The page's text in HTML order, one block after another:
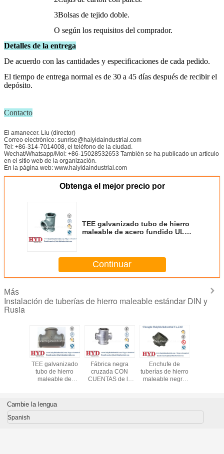
3Bolsas de tejido doble.
O según los requisitos del comprador.
Detalles de la entrega
De acuerdo con las cantidades y especificaciones de cada pedido.
El tiempo de entrega normal es de 30 a 45 días después de recibir el
depósito.
Contacto
El amanecer. Liu (director)
Correo electrónico: sunrise@haiyidaindustrial.com
Tel: +86-314-7014008, el teléfono de la ciudad.
Wechat/Whatsapp/Mol: +86-15028532653 También se ha publicado un artículo
en el sitio web de la organización.
En la página web: www.haiyidaindustrial.com
Obtenga el mejor precio por
TEE galvanizado tubo de hierro
maleable de acero fundido UL
Continuar
Más
Instalación de tuberías de hierro maleable estándar DIN y
Rusia
TEE galvanizado
tubo de hierro
maleable de
Fábrica negra
cruzada CON
CUENTAS de la
maleable
Enchufe de
tuberías de hierro
maleable negro
UL
Cambie la lengua
Spanish